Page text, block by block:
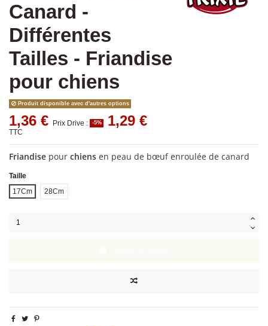
Canard -
Différentes
Tailles - Friandise
pour chiens
Produit disponible avec d'autres options
1,36 € Prix Drive : -5% 1,29 €
TTC
Friandise pour chiens en peau de bœuf enroulée de canard
Taille
17Cm
28Cm